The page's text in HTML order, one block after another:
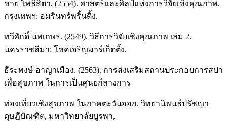
ชาย โพธิสิตา. (2554). ศาสตร์และศิลป์แห่งการวิจัยเชิงคุณภาพ.
กรุงเทพฯ: อมรินทร์พริ้นติ้ง.
ทวีศักดิ์ นพเกษร. (2549). วิธีการวิจัยเชิงคุณภาพ เล่ม 2.
นครราชสีมา: โชคเจริญมาร์เก็ตติ้ง.
ธีระพงษ์ อาญาเมือง. (2563). การส่งเสริมสถานประกอบการสปา
เพื่อสุขภาพ ในการเป็นศูนยก์ลางการ
ท่องเที่ยวเชิงสุขภาพ ในภาคตะวันออก. วิทยานิพนธ์ปรัชญา
ดุษฎีบัณฑิต, มหาวิทยาลัยบูรพา,